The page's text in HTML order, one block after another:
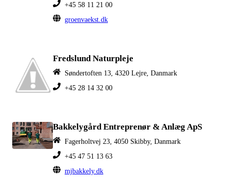
+45 58 11 21 00
groenvaekst.dk
Fredslund Naturpleje
Søndertoften 13, 4320 Lejre, Danmark
+45 28 14 32 00
Bakkelygård Entreprenør & Anlæg ApS
Fagerholtvej 23, 4050 Skibby, Danmark
+45 47 51 13 63
mjbakkely.dk